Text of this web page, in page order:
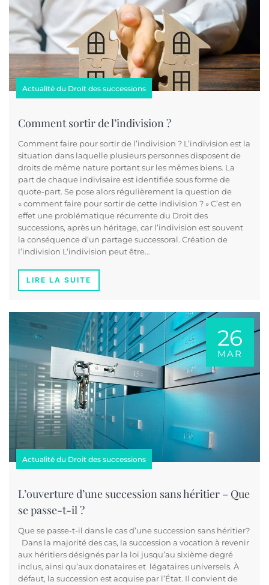
Actualité du Droit des successions
Comment sortir de l’indivision ?
Comment faire pour sortir de l’indivision ? L’indivision est la
situation dans laquelle plusieurs personnes disposent de
droits de même nature portant sur les mêmes biens. La
part de chaque indivisaire est identifiée sous forme de
quote-part. Se pose alors régulièrement la question de
« comment faire pour sortir de cette indivision ? » C’est en
effet une problématique récurrente du Droit des
successions, après un héritage, car l’indivision est souvent
la conséquence d’un partage successoral. Création de
l’indivision L‘indivision peut être…
LIRE LA SUITE
26
MAR
Actualité du Droit des successions
L’ouverture d’une succession sans héritier – Que
se passe-t-il ?
Que se passe-t-il dans le cas d’une succession sans héritier?
Dans la majorité des cas, la succession a vocation à revenir
aux héritiers désignés par la loi jusqu’au sixième degré
inclus, ainsi qu’aux donataires et légataires universels. À
défaut, la succession est acquise par l’État. Il convient de